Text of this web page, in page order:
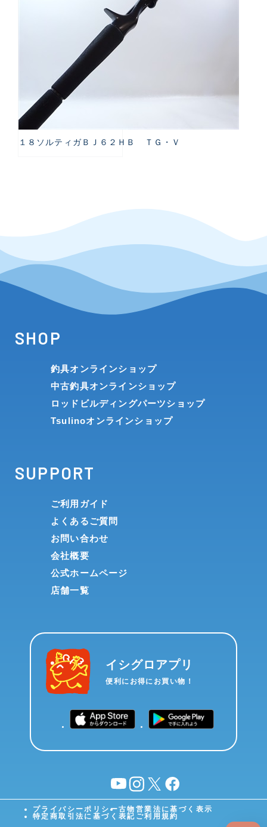
１８ソルティガＢＪ６２ＨＢ ＴＧ・Ｖ
SHOP
釣具オンラインショップ
中古釣具オンラインショップ
ロッドビルディングパーツショップ
Tsulinoオンラインショップ
SUPPORT
ご利用ガイド
よくあるご質問
お問い合わせ
会社概要
公式ホームページ
店舗一覧
イシグロアプリ
便利にお得にお買い物！
YouTubeinstagram
X facebook
プライバシーポリシー古物営業法に基づく表示
特定商取引法に基づく表記 ご利用規約